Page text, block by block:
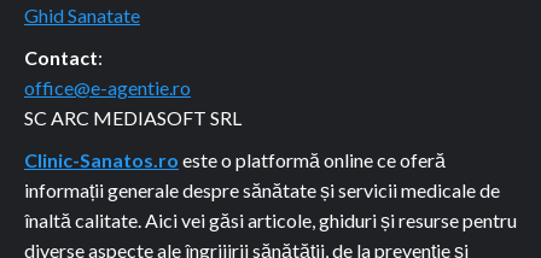
Ghid Sanatate
Contact:
office@e-agentie.ro
SC ARC MEDIASOFT SRL
Clinic-Sanatos.ro este o platformă online ce oferă
informații generale despre sănătate și servicii medicale de
înaltă calitate. Aici vei găsi articole, ghiduri și resurse pentru
diverse aspecte ale îngrijirii sănătății, de la prevenție și